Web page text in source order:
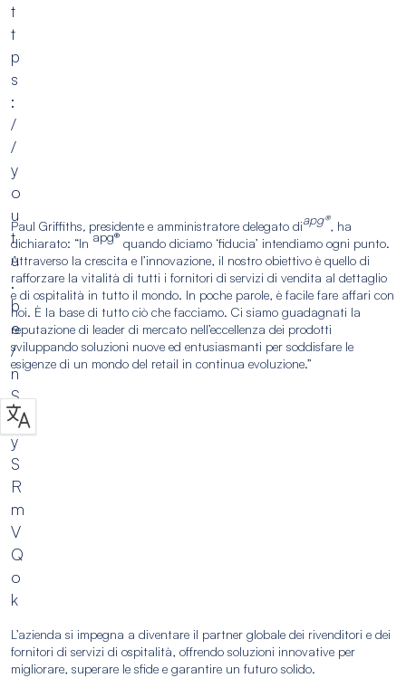
t
t
p
s
:
/
/
y
o
u
t
u
.
b
e
/
n
S
-
y
S
R
m
V
Q
o
k
Paul Griffiths, presidente e amministratore delegato diapg®, ha
dichiarato: “In apg® quando diciamo ‘fiducia’ intendiamo ogni punto.
Attraverso la crescita e l’innovazione, il nostro obiettivo è quello di
rafforzare la vitalità di tutti i fornitori di servizi di vendita al dettaglio
e di ospitalità in tutto il mondo. In poche parole, è facile fare affari con
noi. È la base di tutto ciò che facciamo. Ci siamo guadagnati la
reputazione di leader di mercato nell’eccellenza dei prodotti
sviluppando soluzioni nuove ed entusiasmanti per soddisfare le
esigenze di un mondo del retail in continua evoluzione.”
L’azienda si impegna a diventare il partner globale dei rivenditori e dei
fornitori di servizi di ospitalità, offrendo soluzioni innovative per
migliorare, superare le sfide e garantire un futuro solido.